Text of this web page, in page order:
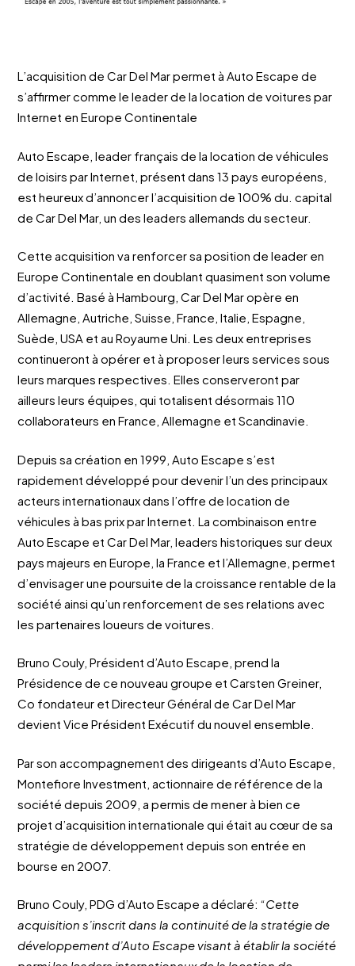
L’acquisition de Car Del Mar permet à Auto Escape de
s’affirmer comme le leader de la location de voitures par
Internet en Europe Continentale
Auto Escape, leader français de la location de véhicules
de loisirs par Internet, présent dans 13 pays européens,
est heureux d’annoncer l’acquisition de 100% du. capital
de Car Del Mar, un des leaders allemands du secteur.
Cette acquisition va renforcer sa position de leader en
Europe Continentale en doublant quasiment son volume
d’activité. Basé à Hambourg, Car Del Mar opère en
Allemagne, Autriche, Suisse, France, Italie, Espagne,
Suède, USA et au Royaume Uni. Les deux entreprises
continueront à opérer et à proposer leurs services sous
leurs marques respectives. Elles conserveront par
ailleurs leurs équipes, qui totalisent désormais 110
collaborateurs en France, Allemagne et Scandinavie.
Depuis sa création en 1999, Auto Escape s’est
rapidement développé pour devenir l’un des principaux
acteurs internationaux dans l’offre de location de
véhicules à bas prix par Internet. La combinaison entre
Auto Escape et Car Del Mar, leaders historiques sur deux
pays majeurs en Europe, la France et l’Allemagne, permet
d’envisager une poursuite de la croissance rentable de la
société ainsi qu’un renforcement de ses relations avec
les partenaires loueurs de voitures.
Bruno Couly, Président d’Auto Escape, prend la
Présidence de ce nouveau groupe et Carsten Greiner,
Co fondateur et Directeur Général de Car Del Mar
devient Vice Président Exécutif du nouvel ensemble.
Par son accompagnement des dirigeants d’Auto Escape,
Montefiore Investment, actionnaire de référence de la
société depuis 2009, a permis de mener à bien ce
projet d’acquisition internationale qui était au cœur de sa
stratégie de développement depuis son entrée en
bourse en 2007.
Bruno Couly, PDG d’Auto Escape a déclaré: “Cette
acquisition s’inscrit dans la continuité de la stratégie de
développement d’Auto Escape visant à établir la société